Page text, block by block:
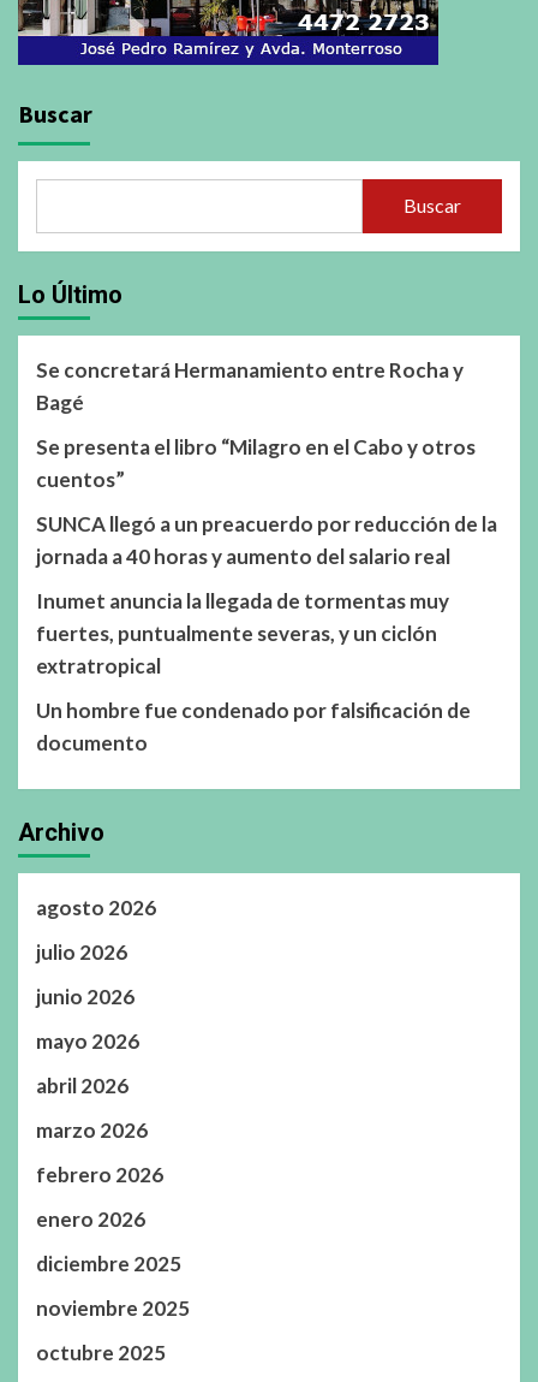
Buscar
Buscar
Lo Último
Se concretará Hermanamiento entre Rocha y
Bagé
Se presenta el libro “Milagro en el Cabo y otros
cuentos”
SUNCA llegó a un preacuerdo por reducción de la
jornada a 40 horas y aumento del salario real
Inumet anuncia la llegada de tormentas muy
fuertes, puntualmente severas, y un ciclón
extratropical
Un hombre fue condenado por falsificación de
documento
Archivo
agosto 2026
julio 2026
junio 2026
mayo 2026
abril 2026
marzo 2026
febrero 2026
enero 2026
diciembre 2025
noviembre 2025
octubre 2025